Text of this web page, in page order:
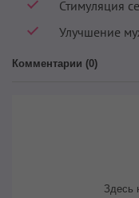
Стимуляция
Улучшение
Комментарии (0)
Здесь